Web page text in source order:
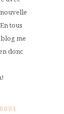
tous
me
donc